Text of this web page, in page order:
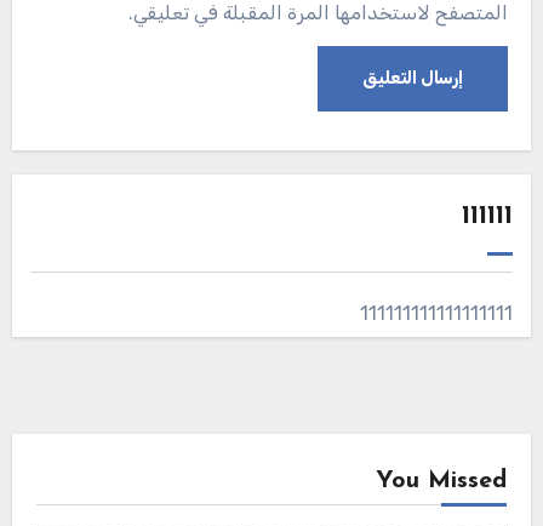
المتصفح لاستخدامها المرة المقبلة في تعليقي.
111111
111111111111111111
You Missed